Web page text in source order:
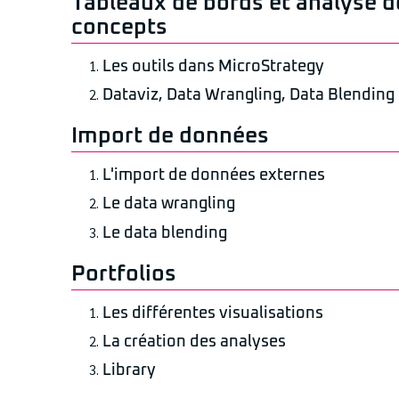
concepts
Les outils dans MicroStrategy
Dataviz, Data Wrangling, Data Blending
Import de données
L'import de données externes
Le data wrangling
Le data blending
Portfolios
Les différentes visualisations
La création des analyses
Library